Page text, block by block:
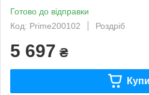
Готово до відправки
Код: Prime200102
Роздріб
5 697 ₴